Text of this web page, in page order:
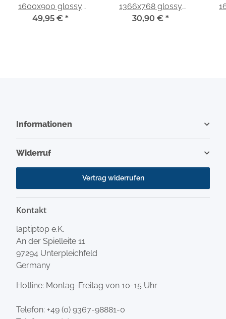
1600x900 glossy
passend für LG
49,95 € *
1366x768 glossy
passend für Innolux
30,90 € *
Informationen
Widerruf
Vertrag widerrufen
Kontakt
laptiptop e.K.
An der Spielleite 11
97294 Unterpleichfeld
Germany
Hotline: Montag-Freitag von 10-15 Uhr
Telefon: +49 (0) 9367-98881-0